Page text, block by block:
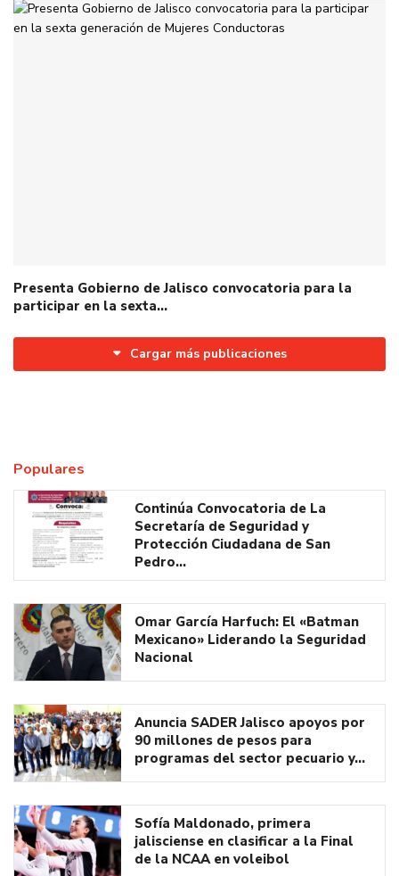
Presenta Gobierno de Jalisco convocatoria para la
participar en la sexta…
Cargar más publicaciones
Populares
Continúa Convocatoria de La
Secretaría de Seguridad y
Protección Ciudadana de San
Pedro…
Omar García Harfuch: El «Batman
Mexicano» Liderando la Seguridad
Nacional
Anuncia SADER Jalisco apoyos por
90 millones de pesos para
programas del sector pecuario y…
Sofía Maldonado, primera
jalisciense en clasificar a la Final
de la NCAA en voleibol